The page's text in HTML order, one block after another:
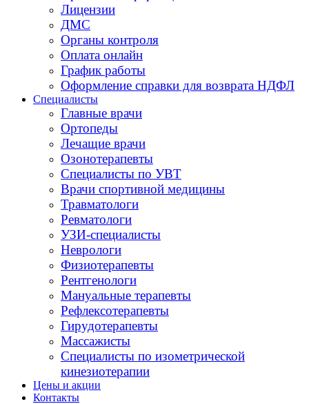
Лицензии
ДМС
Органы контроля
Оплата онлайн
График работы
Оформление справки для возврата НДФЛ
Специалисты
Главные врачи
Ортопеды
Лечащие врачи
Озонотерапевты
Специалисты по УВТ
Врачи спортивной медицины
Травматологи
Ревматологи
УЗИ-специалисты
Неврологи
Физиотерапевты
Рентгенологи
Мануальные терапевты
Рефлексотерапевты
Гирудотерапевты
Массажисты
Специалисты по изометрической
кинезиотерапии
Цены и акции
Контакты